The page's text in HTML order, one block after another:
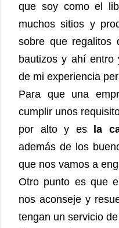
que soy como el
muchos sitios y
sobre que regalitos
bautizos y ahí entro
de mi experiencia
Para que una
cumplir unos
por alto y es
la
además de los
que nos vamos a
Otro punto es que
nos aconseje y
tengan un servicio de